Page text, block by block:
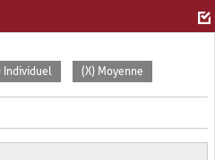
Individuel (X) Moyenne